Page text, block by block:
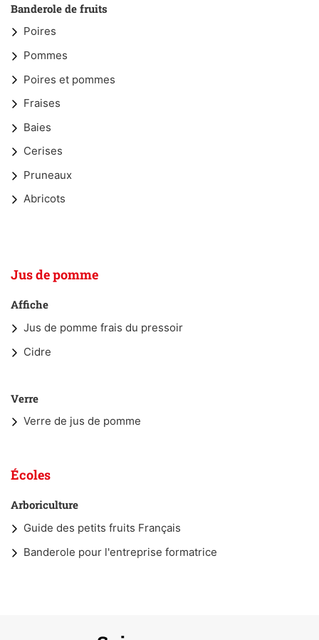
Banderole de fruits
Poires
Pommes
Poires et pommes
Fraises
Baies
Cerises
Pruneaux
Abricots
Jus de pomme
Affiche
Jus de pomme frais du pressoir
Cidre
Verre
Verre de jus de pomme
Écoles
Arboriculture
Guide des petits fruits Français
Banderole pour l'entreprise formatrice